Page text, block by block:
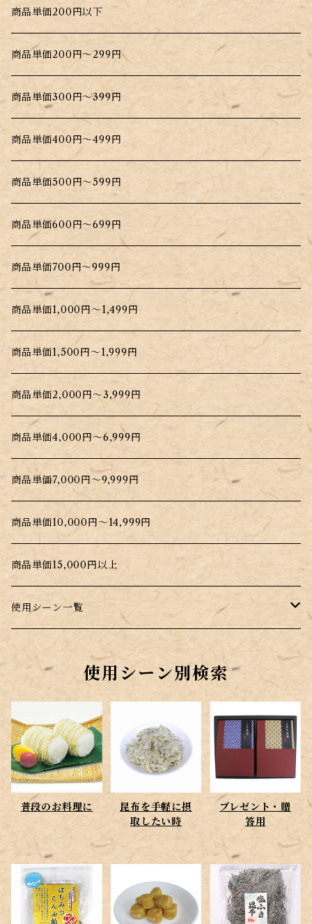
北海道根こんぶだし
大間生まれのこんぶだし
商品単価200円以下
商品単価200円～299円
商品単価300円～399円
商品単価400円～499円
商品単価500円～599円
商品単価600円～699円
商品単価700円～999円
商品単価1,000円～1,499円
商品単価1,500円～1,999円
商品単価2,000円～3,999円
商品単価4,000円～6,999円
商品単価7,000円～9,999円
商品単価10,000円～14,999円
商品単価15,000円以上
使用シーン一覧
普段のお料理に
昆布を手軽に摂取したい時
プレゼント・贈答用
ちょっとしたおやつに
使用シーン別検索
普段のお料理に
昆布を手軽に摂
取したい時
プレゼント・贈
答用